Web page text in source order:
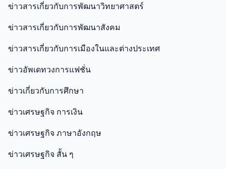
ข่าวสารเกี่ยวกับการพัฒนาวิทยาศาสตร์
ข่าวสารเกี่ยวกับการพัฒนาสังคม
ข่าวสารเกี่ยวกับการเมืองในและต่างประเทศ
ข่าวอัพเดทวงการแฟชั่น
ข่าวเกี่ยวกับการศึกษา
ข่าวเศรษฐกิจ การเงิน
ข่าวเศรษฐกิจ ภาษาอังกฤษ
ข่าวเศรษฐกิจ สั้น ๆ